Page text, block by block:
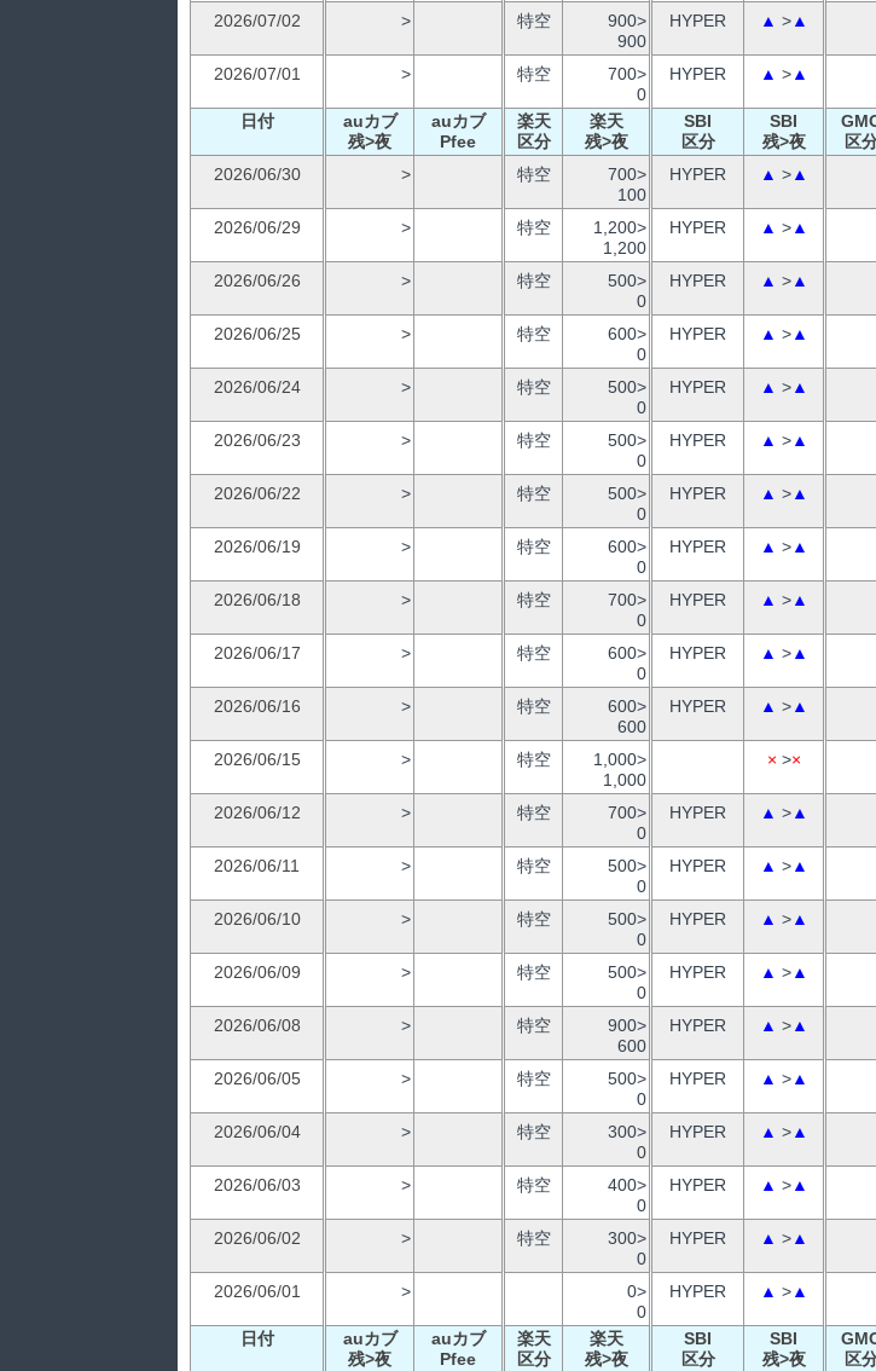
2026/07/02
> 特空
900>
900
HYPER ▲ >▲
2026/07/01
> 特空
700>
0
HYPER ▲ >▲
日付
auカブ
残>夜
auカブ
Pfee
楽天
区分
楽天
残>夜
SBI
区分
SBI
残>夜
区
2026/06/30
> 特空
700>
100
HYPER ▲ >▲
2026/06/29
> 特空
1,200>
1,200
HYPER ▲ >▲
2026/06/26
> 特空
500>
0
HYPER ▲ >▲
2026/06/25
> 特空
600>
0
HYPER ▲ >▲
2026/06/24
> 特空
500>
0
HYPER ▲ >▲
2026/06/23
> 特空
500>
0
HYPER ▲ >▲
2026/06/22
> 特空
500>
0
HYPER ▲ >▲
2026/06/19
> 特空
600>
0
HYPER ▲ >▲
2026/06/18
> 特空
700>
0
HYPER ▲ >▲
2026/06/17
> 特空
600>
0
HYPER ▲ >▲
2026/06/16
> 特空
600>
600
HYPER ▲ >▲
2026/06/15
> 特空
1,000>
1,000
× >×
2026/06/12
> 特空
700>
0
HYPER ▲ >▲
2026/06/11
> 特空
500>
0
HYPER ▲ >▲
2026/06/10
> 特空
500>
0
HYPER ▲ >▲
2026/06/09
> 特空
500>
0
HYPER ▲ >▲
2026/06/08
> 特空
900>
600
HYPER ▲ >▲
2026/06/05
> 特空
500>
0
HYPER ▲ >▲
2026/06/04
> 特空
300>
0
HYPER ▲ >▲
2026/06/03
> 特空
400>
0
HYPER ▲ >▲
2026/06/02
> 特空
300>
0
HYPER ▲ >▲
2026/06/01
>
0>
0
HYPER ▲ >▲
日付
auカブ
残>夜
auカブ
Pfee
楽天
区分
楽天
残>夜
SBI
区分
SBI
残>夜
区